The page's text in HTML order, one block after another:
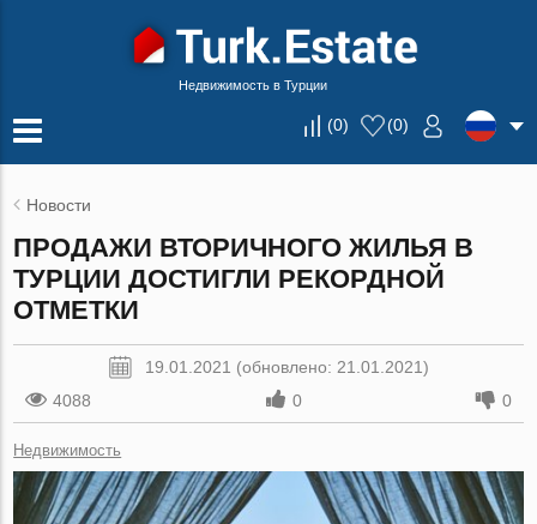
Недвижимость в Турции
(0) (0)
Новости
ПРОДАЖИ ВТОРИЧНОГО ЖИЛЬЯ В
ТУРЦИИ ДОСТИГЛИ РЕКОРДНОЙ
ОТМЕТКИ
19.01.2021 (обновлено: 21.01.2021)
4088
0 0
Недвижимость